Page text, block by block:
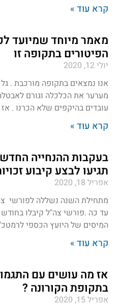
קרא עוד »
מאמר מיוחד שמיועד
הפיטורים בתקופה זו
יולי 12, 2020
אנו נמצאים בתקופה מורכבת .
מערער את הכלכלה וגורם
עובדים בהיקפים שלא הכרנו .
קרא עוד »
בעקבות ההנחייה
תגיעו לבצע קיבוע
אפריל 18, 2020
מתחילת השנה נשללה לפורשי
עד כה .פורשי צה"ל קיבלו
המיסים של היועץ הכספי
קרא עוד »
אז מה עושים עם
בתקופת הקורונה ?
אפריל 15, 2020